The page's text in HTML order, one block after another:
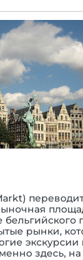
рынки,
экскурсии
здесь, на